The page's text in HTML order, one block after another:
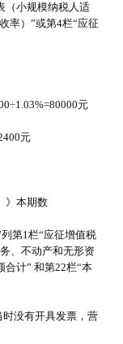
（小规模纳税人适
率）”或第4栏“应征
元
元
》本期数
第1栏“应征增值税
、不动产和无形资
合计” 和第22栏“本
没有开具发票，营